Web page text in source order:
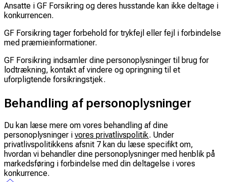
Ansatte i GF Forsikring og deres husstande kan ikke deltage i
konkurrencen.
GF Forsikring tager forbehold for trykfejl eller fejl i forbindelse
med præmieinformationer.
GF Forsikring indsamler dine personoplysninger til brug for
lodtrækning, kontakt af vindere og opringning til et
uforpligtende forsikringstjek.
Behandling af personoplysninger
Du kan læse mere om vores behandling af dine
personoplysninger i vores privatlivspolitik. Under
privatlivspolitikkens afsnit 7 kan du læse specifikt om,
hvordan vi behandler dine personoplysninger med henblik på
markedsføring i forbindelse med din deltagelse i vores
konkurrence.